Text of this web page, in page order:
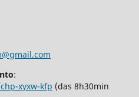
:
xyxw-kfp (das 8h30min